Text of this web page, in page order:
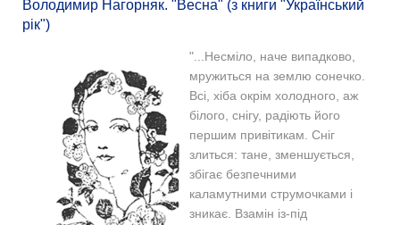
Володимир Нагорняк. "Весна" (з книги "Український
рік")
"...Несміло, наче випадково,
мружиться на землю сонечко.
Всі, хіба окрім холодного, аж
білого, снігу, радіють його
першим привітикам. Сніг
злиться: тане, зменшується,
збігає безпечними
каламутними струмочками і
зникає. Взамін із-під